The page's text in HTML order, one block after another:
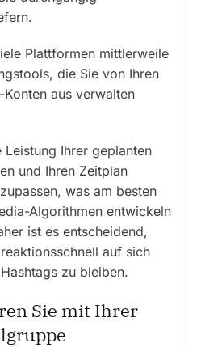
Plattformen mittlerweile
die Sie von Ihren
aus verwalten
Ihrer geplanten
und Ihren Zeitplan
was am besten
Algorithmen entwickeln
ist es entscheidend,
auf sich
zu bleiben.
Sie mit Ihrer